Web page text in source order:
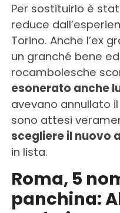
Per sostituirlo è
reduce
Torino. Anche l’ex
un granché bene
rocambolesche
esonerato anche
avevano annullato
sono attesi
scegliere il nuovo
in lista.
Roma, 5
panchina: